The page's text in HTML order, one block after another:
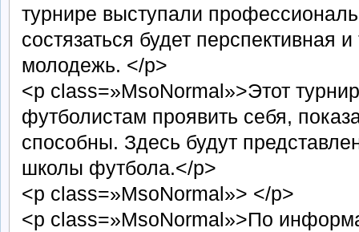
турнире выступали
состязаться будет перспективная
молодежь. </p>
<p class=»MsoNormal»>Этот
футболистам проявить себя,
способны. Здесь будут
школы футбола.</p>
<p class=»MsoNormal»> </p>
<p class=»MsoNormal»>По